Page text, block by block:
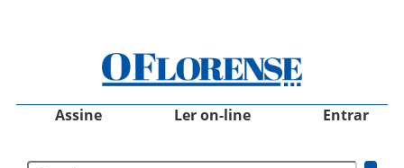
Assine Ler on-line Entrar